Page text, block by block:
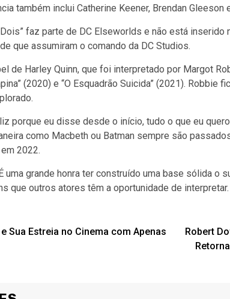
também inclui Catherine Keener, Brendan Gleeson
Dois” faz parte de DC Elseworlds e não está
que assumiram o comando da DC Studios.
de Harley Quinn, que foi interpretado por Margot
(2020) e “O Esquadrão Suicida” (2021). Robbie
porque eu disse desde o início, tudo o que eu
como Macbeth ou Batman sempre são
2022.
uma grande honra ter construído uma base sólida o
que outros atores têm a oportunidade de
Sua Estreia no Cinema com Apenas
Robert